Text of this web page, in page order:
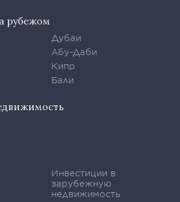
рубежом
Дубаи
Абу-Даби
Кипр
Бали
Инвестиции в
зарубежную
недвижимость